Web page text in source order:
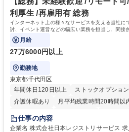
へのジョブローテーションの可能性があります。 学歴・資格 学
院 大学 語学力： 資格：宅地建物取引士
利厚生 /再雇用有 総務
インターネット上の様々なサービスを支える当社に
討、イベント運営などの幅広い業務を担当し、間接
ている部署です。
月給
27万6000円以上
勤務地
東京都千代田区
年間休日120日以上
ストックオプショ
介護休暇あり
月平均残業時間20時間以
住宅手当あり
完全週休2日制
交通費支給 駅近5分以
仕事の内容
企業名 株式会社日本レジストリサービス 求人名 【総務】未経験歓迎◎/リ